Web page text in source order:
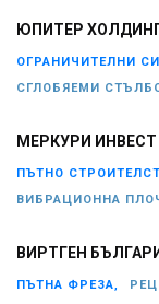
ЮПИТЕР
ОГРАНИЧИТЕЛНИ
СГЛОБЯЕМИ
МЕРКУРИ ИНВЕСТ
ПЪТНО
ВИБРАЦИОННА
ВИРТГЕН
ПЪТНА ФРЕЗА,